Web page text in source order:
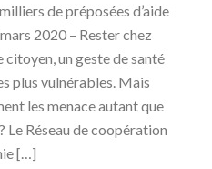
de préposées d’aide
2020 – Rester chez
citoyen, un geste de santé
plus vulnérables. Mais
les menace autant que
Le Réseau de coopération
[…]